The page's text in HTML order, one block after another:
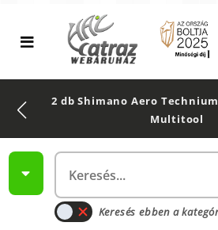
2 db Shimano Aero
Multitool
Keresés ebben a